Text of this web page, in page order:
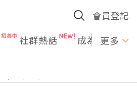
會員登記
社群熱話 成為U更多